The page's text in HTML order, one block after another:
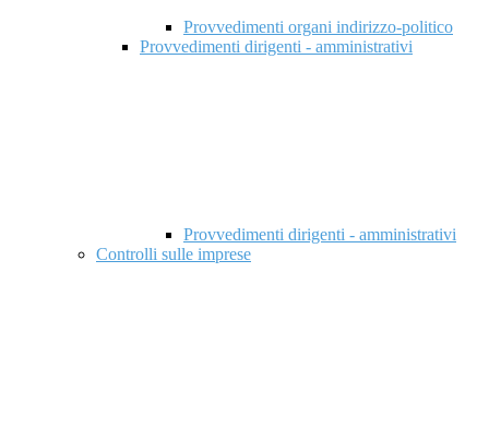
Provvedimenti organi indirizzo-politico
Provvedimenti dirigenti - amministrativi
Provvedimenti dirigenti - amministrativi
Controlli sulle imprese